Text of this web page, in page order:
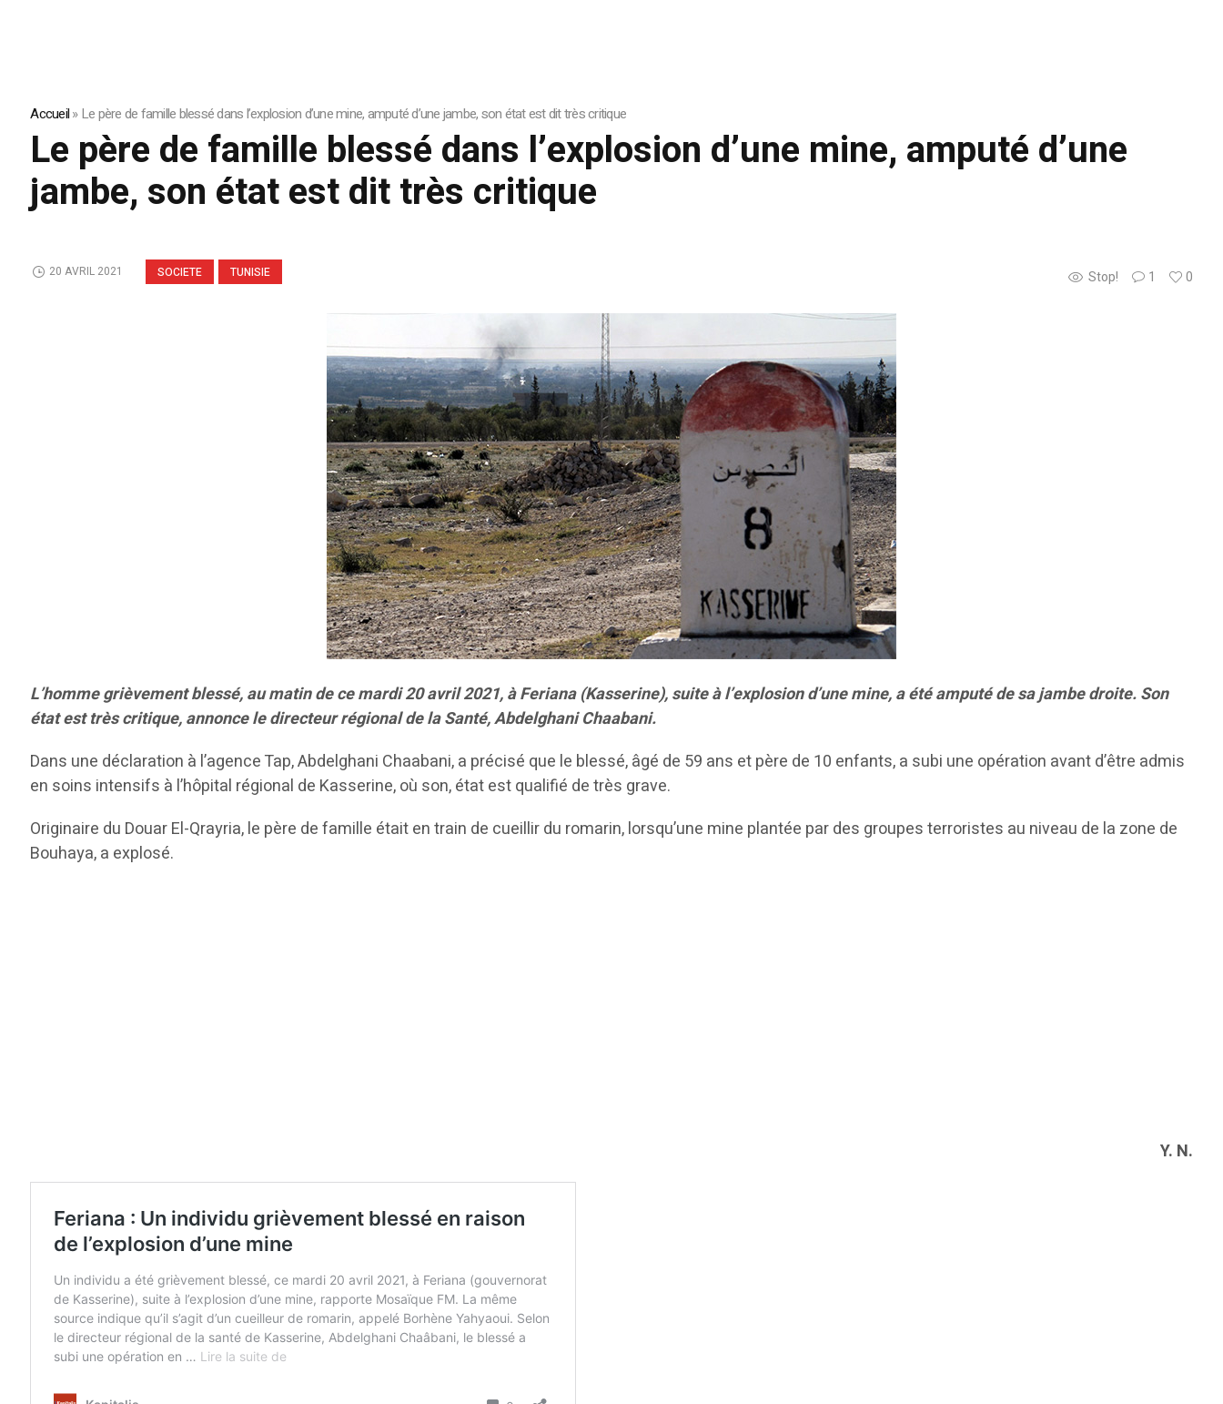
Accueil»Le père de famille blessé dans l’explosion d’une mine, amputé d’une jambe, son état est dit très critique
Le père de famille blessé dans l’explosion d’une mine, amputé d’une
jambe, son état est dit très critique
SOCIETE TUNISIE Stop! 1 0
20 AVRIL 2021
L’homme grièvement blessé, au matin de ce mardi 20 avril 2021, à Feriana (Kasserine), suite à l’explosion d’une mine, a été amputé de sa jambe droite. Son
état est très critique, annonce le directeur régional de la Santé, Abdelghani Chaabani.
Dans une déclaration à l’agence Tap, Abdelghani Chaabani, a précisé que le blessé, âgé de 59 ans et père de 10 enfants, a subi une opération avant d’être admis
en soins intensifs à l’hôpital régional de Kasserine, où son, état est qualifié de très grave.
Originaire du Douar El-Qrayria, le père de famille était en train de cueillir du romarin, lorsqu’une mine plantée par des groupes terroristes au niveau de la zone de
Bouhaya, a explosé.
Y. N.